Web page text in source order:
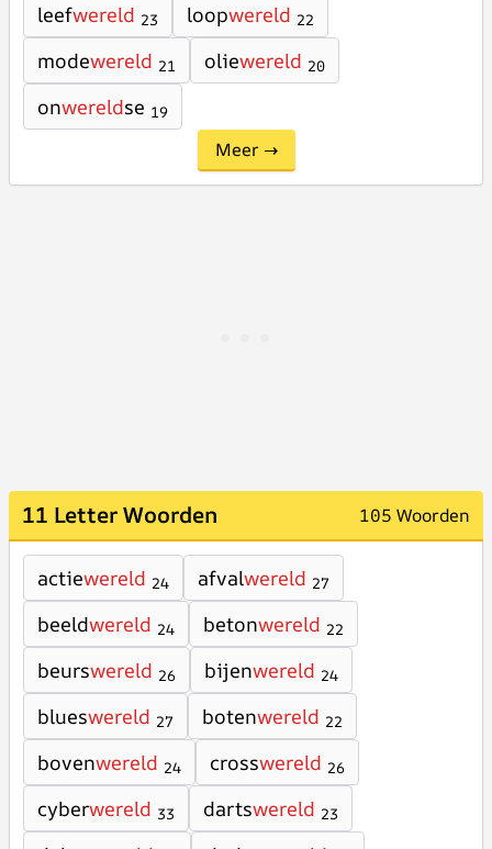
leefwereld 23 loopwereld 22
modewereld 21 oliewereld 20
onwereldse 19
Meer →
11 Letter Woorden 105 Woorden
actiewereld 24 afvalwereld 27
beeldwereld 24 betonwereld 22
beurswereld 26 bijenwereld 24
blueswereld 27 botenwereld 22
bovenwereld 24 crosswereld 26
cyberwereld 33 dartswereld 23